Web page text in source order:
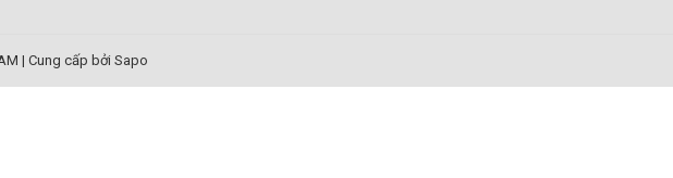
| Cung cấp bởi Sapo